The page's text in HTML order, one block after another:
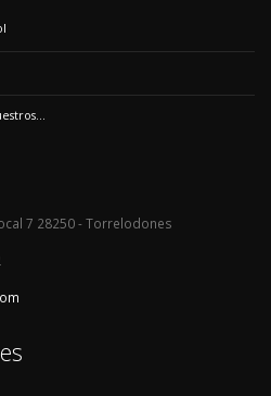
7 28250 - Torrelodones